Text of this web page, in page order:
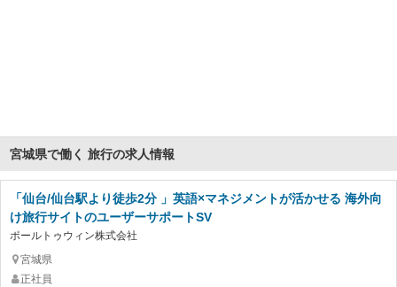
宮城県で働く 旅行の求人情報
「仙台/仙台駅より徒歩2分 」英語×マネジメントが活かせる 海外向
け旅行サイトのユーザーサポートSV
ポールトゥウィン株式会社
宮城県
正社員